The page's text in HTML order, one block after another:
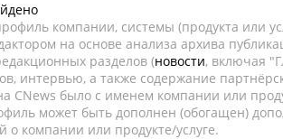
компании, системы (продукта или
на основе анализа архива
разделов (новости, включая
интервью, а также содержание
CNews было с именем компании или
может быть дополнен (обогащен)
о компании или продукте/услуге.